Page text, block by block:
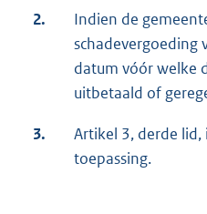
2.
Indien de
schadevergoeding
datum vóór welke
uitbetaald of
3.
Artikel 3, derde lid,
toepassing.